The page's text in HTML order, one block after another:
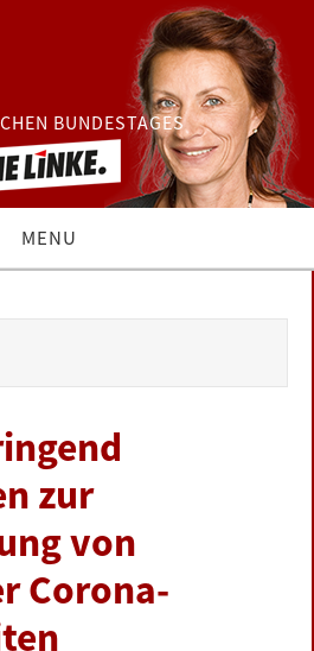
BUNDESTAGES
MENU
zur
von
Corona-